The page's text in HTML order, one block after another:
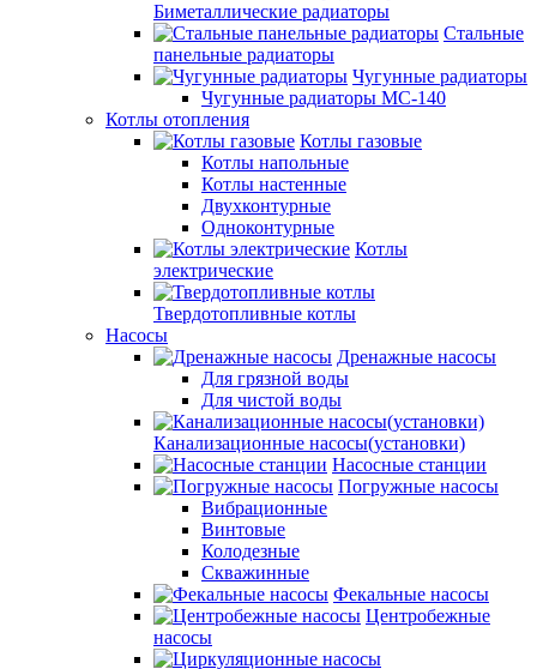
Биметаллические радиаторы
Стальные
панельные радиаторы
Чугунные радиаторы
Чугунные радиаторы МС-140
Котлы отопления
Котлы газовые
Котлы напольные
Котлы настенные
Двухконтурные
Одноконтурные
Котлы
электрические
Твердотопливные котлы
Насосы
Дренажные насосы
Для грязной воды
Для чистой воды
Канализационные насосы(установки)
Насосные станции
Погружные насосы
Вибрационные
Винтовые
Колодезные
Скважинные
Фекальные насосы
Центробежные
насосы